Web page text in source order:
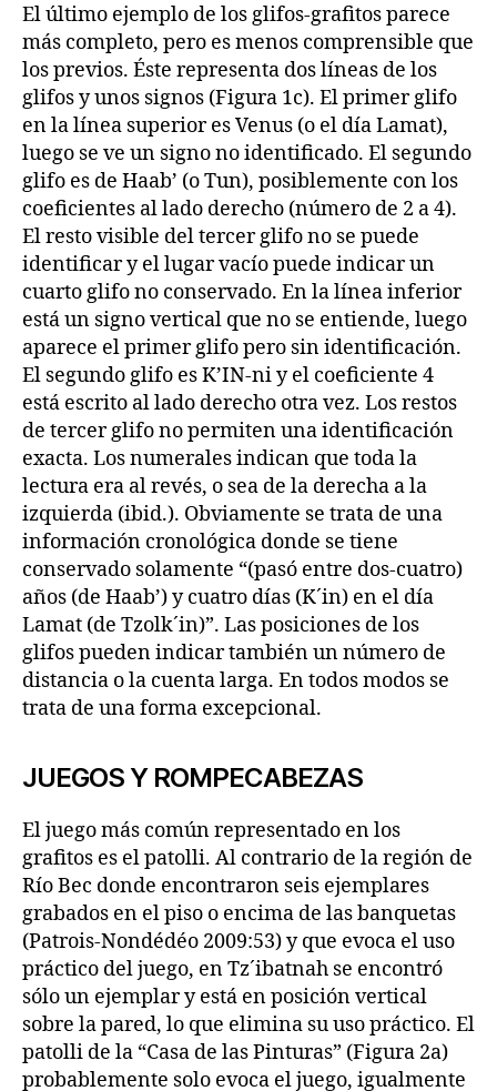
El último ejemplo de los glifos-grafitos parece
más completo, pero es menos comprensible que
los previos. Éste representa dos líneas de los
glifos y unos signos (Figura 1c). El primer glifo
en la línea superior es Venus (o el día Lamat),
luego se ve un signo no identificado. El segundo
glifo es de Haab’ (o Tun), posiblemente con los
coeficientes al lado derecho (número de 2 a 4).
El resto visible del tercer glifo no se puede
identificar y el lugar vacío puede indicar un
cuarto glifo no conservado. En la línea inferior
está un signo vertical que no se entiende, luego
aparece el primer glifo pero sin identificación.
El segundo glifo es K’IN-ni y el coeficiente 4
está escrito al lado derecho otra vez. Los restos
de tercer glifo no permiten una identificación
exacta. Los numerales indican que toda la
lectura era al revés, o sea de la derecha a la
izquierda (ibid.). Obviamente se trata de una
información cronológica donde se tiene
conservado solamente “(pasó entre dos-cuatro)
años (de Haab’) y cuatro días (K´in) en el día
Lamat (de Tzolk´in)”. Las posiciones de los
glifos pueden indicar también un número de
distancia o la cuenta larga. En todos modos se
trata de una forma excepcional.
JUEGOS Y ROMPECABEZAS
El juego más común representado en los
grafitos es el patolli. Al contrario de la región de
Río Bec donde encontraron seis ejemplares
grabados en el piso o encima de las banquetas
(Patrois-Nondédéo 2009:53) y que evoca el uso
práctico del juego, en Tz´ibatnah se encontró
sólo un ejemplar y está en posición vertical
sobre la pared, lo que elimina su uso práctico. El
patolli de la “Casa de las Pinturas” (Figura 2a)
probablemente solo evoca el juego, igualmente